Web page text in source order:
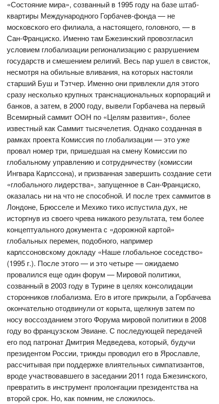
«Состояние мира», созванный в 1995 году на базе штаб-
квартиры Международного Горбачев-фонда — не
московского его филиала, а настоящего, головного, — в
Сан-Франциско. Именно там Бжезинский провозгласил
условием глобализации регионализацию с разрушением
государств и смешением религий. Весь пар ушел в свисток,
несмотря на обильные вливания, на которых настояли
старший Буш и Тэтчер. Именно они привлекли для этого
сразу несколько крупных транснациональных корпораций и
банков, а затем, в 2000 году, вывели Горбачева на первый
Всемирный саммит ООН по «Целям развития», более
известный как Саммит тысячелетия. Однако созданная в
рамках проекта Комиссия по глобализации — это уже
провал номер три, пришедшая на смену Комиссии по
глобальному управлению и сотрудничеству (комиссии
Ингвара Карлссона), и призванная завершить создание сети
«глобального лидерства», запущенное в Сан-Франциско,
оказалась ни на что не способной. И после трех саммитов в
Лондоне, Брюсселе и Мехико тихо испустила дух, не
исторгнув из своего чрева никакого результата, тем более
концептуального документа с «дорожной картой»
глобальных перемен, подобного, например
карлссоновскому докладу «Наше глобальное соседство»
(1995 г.). После этого — и это четыре — ожидаемо
провалился еще один форум — Мировой политики,
созванный в 2003 году в Турине в целях консолидации
сторонников глобализма. Его в итоге прикрыли, а Горбачева
окончательно отодвинули от корыта, щелкнув затем по
носу воссозданием этого Форума мировой политики в 2008
году во французском Эвиане. С последующей передачей
его под патронат Дмитрия Медведева, который, будучи
президентом России, трижды проводил его в Ярославле,
рассчитывая при поддержке влиятельных симпатизантов,
вроде участвовавшего в заседании 2011 года Бжезинского,
превратить в инструмент пролонгации президентства на
второй срок. Но, как помним, не сложилось.